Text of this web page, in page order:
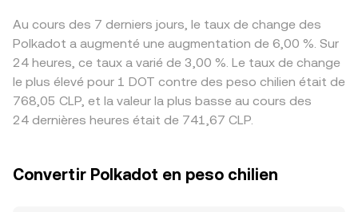
Au cours des 7 derniers jours, le taux de change des
Polkadot a augmenté une augmentation de 6,00 %. Sur
24 heures, ce taux a varié de 3,00 %. Le taux de change
le plus élevé pour 1 DOT contre des peso chilien était de
768,05 CLP, et la valeur la plus basse au cours des
24 dernières heures était de 741,67 CLP.
Convertir Polkadot en peso chilien